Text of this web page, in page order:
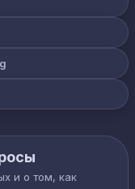
и о том, как